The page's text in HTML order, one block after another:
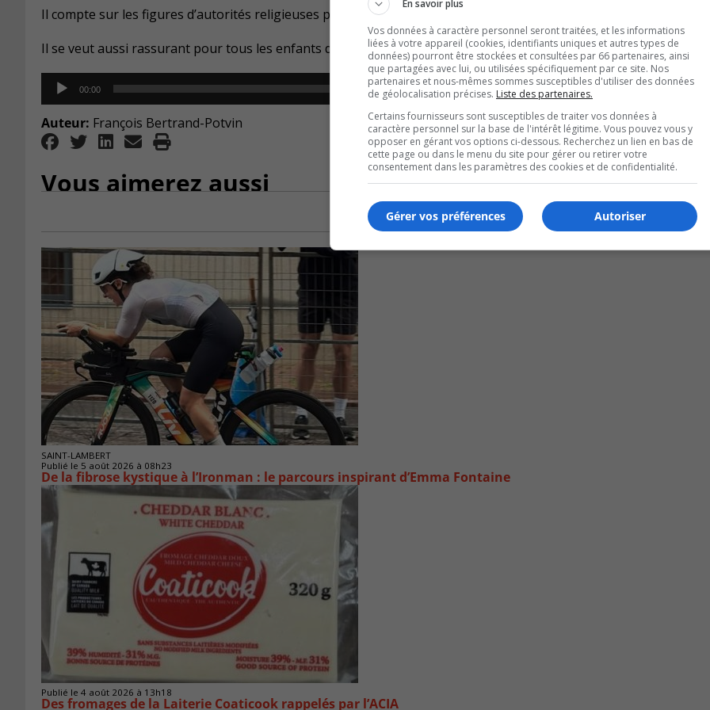
Il compte sur les figures d’autorités religieuses pour transmettre le message.
Il se veut aussi rassurant pour tous les enfants de la province qui perdent leurs dents.
Audio
Player
00:00
Auteur: François Bertrand-Potvin
Vous aimerez aussi
SAINT-LAMBERT
Publié le 5 août 2026 à 08h23
De la fibrose kystique à l’Ironman : le parcours inspirant d’Emma Fontaine
Publié le 4 août 2026 à 13h18
Des fromages de la Laiterie Coaticook rappelés par l’ACIA
En savoir plus
Vos données à caractère personnel seront traitées, et les informations
liées à votre appareil (cookies, identifiants uniques et autres types de
données) pourront être stockées et consultées par 66 partenaires, ainsi
que partagées avec lui, ou utilisées spécifiquement par ce site. Nos
partenaires et nous-mêmes sommes susceptibles d'utiliser des données
de géolocalisation précises. Liste des partenaires.
Certains fournisseurs sont susceptibles de traiter vos données à
caractère personnel sur la base de l'intérêt légitime. Vous pouvez vous y
opposer en gérant vos options ci-dessous. Recherchez un lien en bas de
cette page ou dans le menu du site pour gérer ou retirer votre
consentement dans les paramètres des cookies et de confidentialité.
Autoriser
Gérer vos préférences